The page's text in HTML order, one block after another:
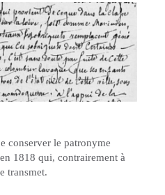
conserver le patronyme
1818 qui, contrairement à
transmet.